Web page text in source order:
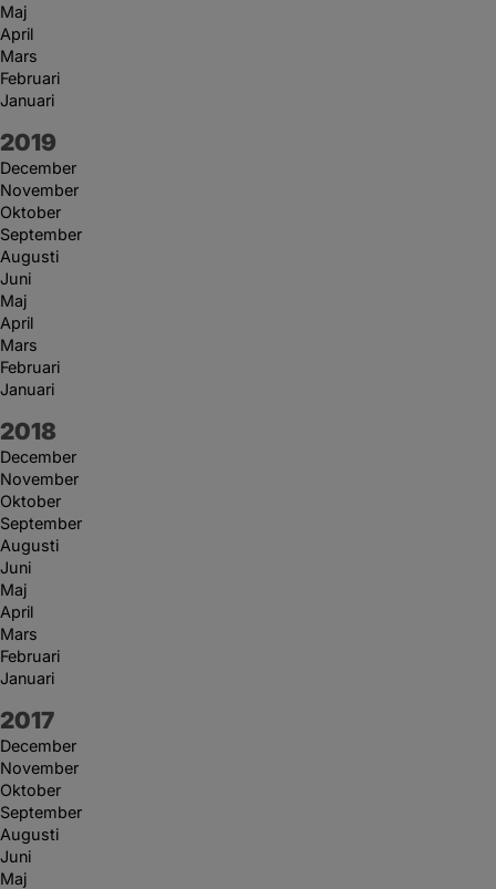
Maj
April
Mars
Februari
Januari
År:
2019
December
November
Oktober
September
Augusti
Juni
Maj
April
Mars
Februari
Januari
År:
2018
December
November
Oktober
September
Augusti
Juni
Maj
April
Mars
Februari
Januari
År:
2017
December
November
Oktober
September
Augusti
Juni
Maj